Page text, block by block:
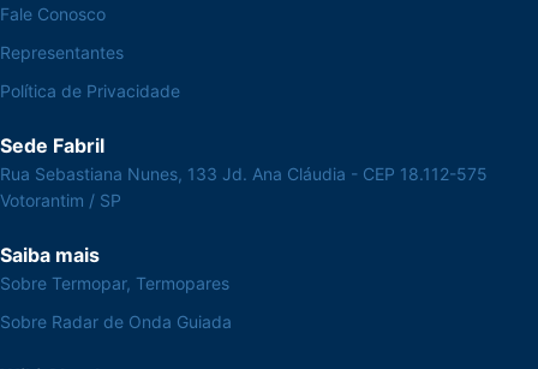
Fale Conosco
Representantes
Política de Privacidade
Sede Fabril
Rua Sebastiana Nunes, 133 Jd. Ana Cláudia - CEP 18.112-575
Votorantim / SP
Saiba mais
Sobre Termopar, Termopares
Sobre Radar de Onda Guiada